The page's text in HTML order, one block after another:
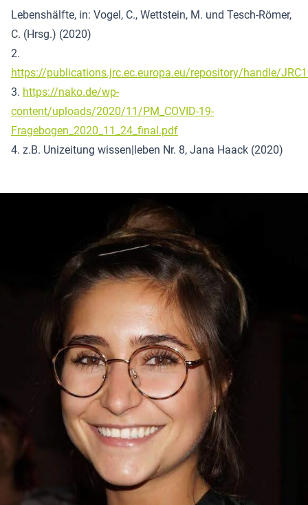
Lebenshälfte, in: Vogel, C., Wettstein, M. und Tesch-Römer,
C. (Hrsg.) (2020)
2.
https://publications.jrc.ec.europa.eu/repository/handle/
3. https://nako.de/wp-
content/uploads/2020/11/PM_COVID-19-
Fragebogen_2020_11_24_final.pdf
4. z.B. Unizeitung wissen|leben Nr. 8, Jana Haack (2020)